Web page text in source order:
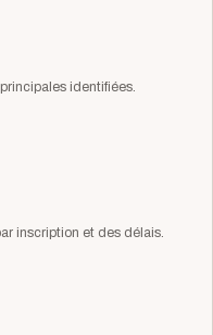
identifiées.
inscription et des délais.